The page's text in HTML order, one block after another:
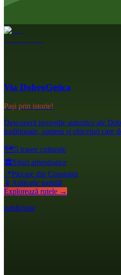
Via DobroGetica
Pași prin istorie!
Descoperă poveștile autentice ale
tradiționale, oameni și obiceiuri care
🗺️5 trasee culturale
🏛️Situri arheologice
📍Plecare din Constanța
📱 Aplicație mobilă
Explorează rutele →
publicitate